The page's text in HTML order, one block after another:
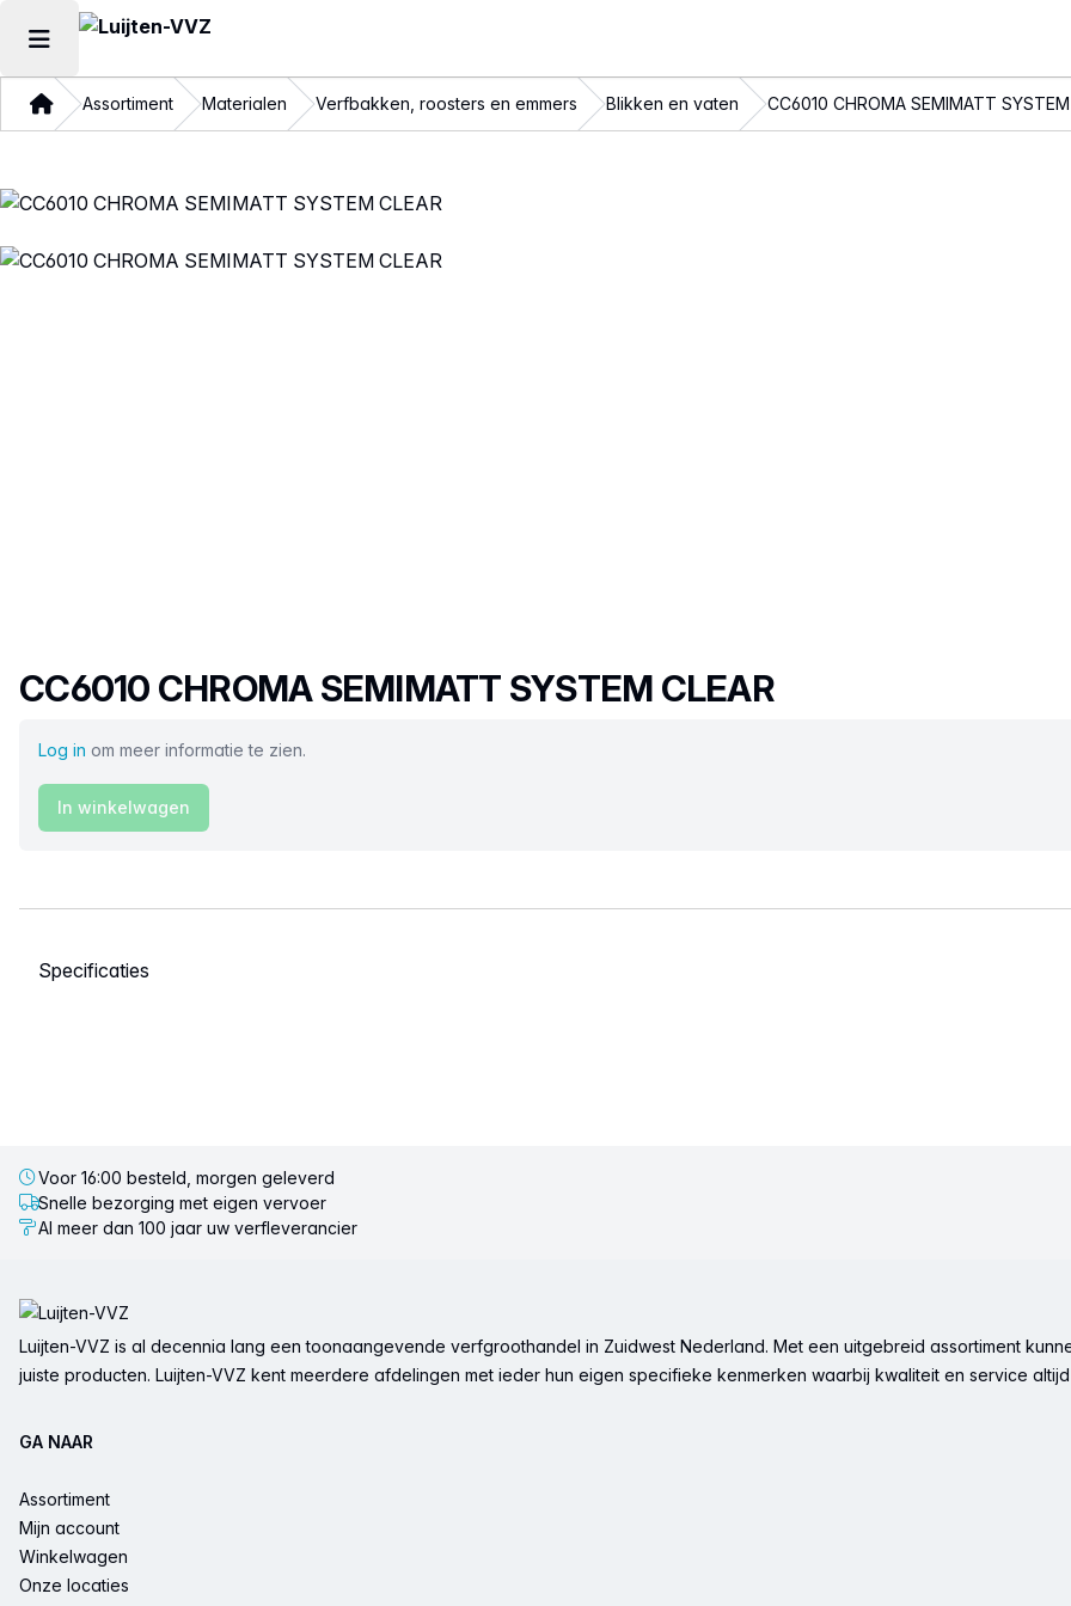
Hoofdmenu openen
ThuisAssortiment Materialen Verfbakken, roosters en emmers Blikken en vaten CC6010 CHROMA SEMIMATT SYSTEM
Productnaam
CC6010 CHROMA SEMIMATT SYSTEM CLEAR
Log in om meer informatie te zien.
In winkelwagen
Selecteer een tabblad
Voor 16:00 besteld, morgen geleverd
Snelle bezorging met eigen vervoer
Al meer dan 100 jaar uw verfleverancier
Luijten-VVZ is al decennia lang een toonaangevende verfgroothandel in Zuidwest Nederland. Met een uitgebreid assortiment
juiste producten. Luijten-VVZ kent meerdere afdelingen met ieder hun eigen specifieke kenmerken waarbij kwaliteit en service
GA NAAR
Assortiment
Mijn account
Winkelwagen
Onze locaties